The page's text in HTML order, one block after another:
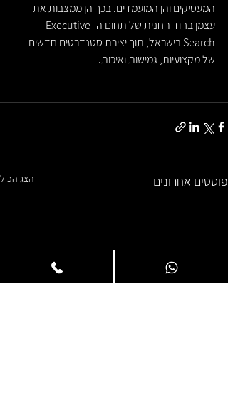
המעסיקים והן המועמדים. בכך הן ממצבות את
עצמן בחוד החנית של תחום ה-Executive
Search בישראל, תוך יצירת סטנדרטים חדשים
של מקצועיות, גמישות ואיכות.
פוסטים אחרונים הצג הכול